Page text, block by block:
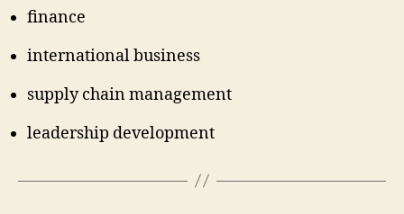
finance
international business
supply chain management
leadership development